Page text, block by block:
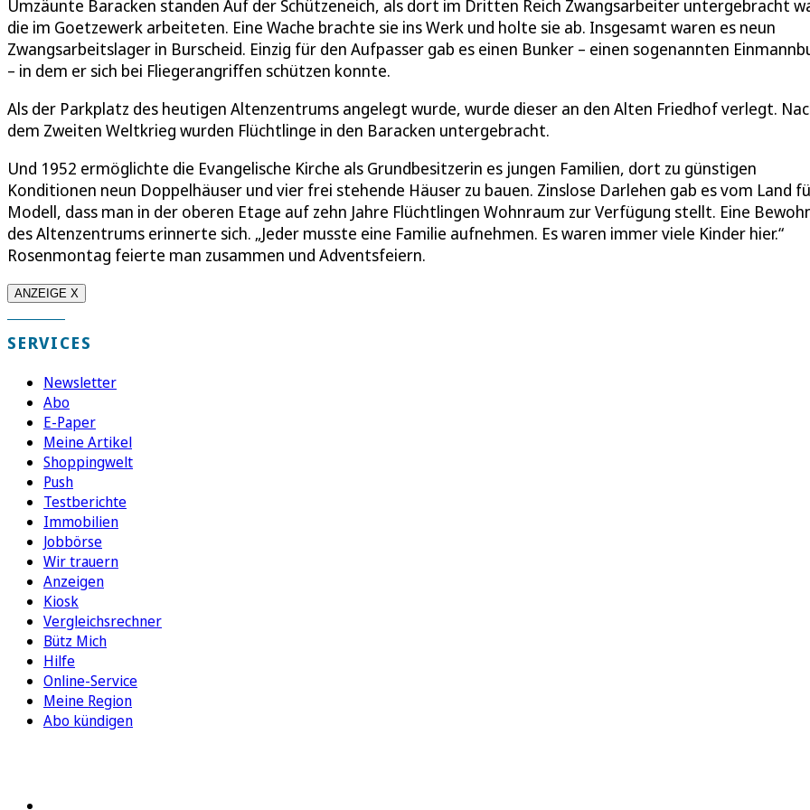
Umzäunte Baracken standen Auf der Schützeneich, als dort im Dritten Reich Zwangsarbeiter untergebracht
die im Goetzewerk arbeiteten. Eine Wache brachte sie ins Werk und holte sie ab. Insgesamt waren es neun
Zwangsarbeitslager in Burscheid. Einzig für den Aufpasser gab es einen Bunker – einen sogenannten
– in dem er sich bei Fliegerangriffen schützen konnte.
Als der Parkplatz des heutigen Altenzentrums angelegt wurde, wurde dieser an den Alten Friedhof verlegt.
dem Zweiten Weltkrieg wurden Flüchtlinge in den Baracken untergebracht.
Und 1952 ermöglichte die Evangelische Kirche als Grundbesitzerin es jungen Familien, dort zu günstigen
Konditionen neun Doppelhäuser und vier frei stehende Häuser zu bauen. Zinslose Darlehen gab es vom Land
Modell, dass man in der oberen Etage auf zehn Jahre Flüchtlingen Wohnraum zur Verfügung stellt. Eine
des Altenzentrums erinnerte sich. „Jeder musste eine Familie aufnehmen. Es waren immer viele Kinder hier.“
Rosenmontag feierte man zusammen und Adventsfeiern.
ANZEIGE X
SERVICES
Newsletter
Abo
E-Paper
Meine Artikel
Shoppingwelt
Push
Testberichte
Immobilien
Jobbörse
Wir trauern
Anzeigen
Kiosk
Vergleichsrechner
Bütz Mich
Hilfe
Online-Service
Meine Region
Abo kündigen